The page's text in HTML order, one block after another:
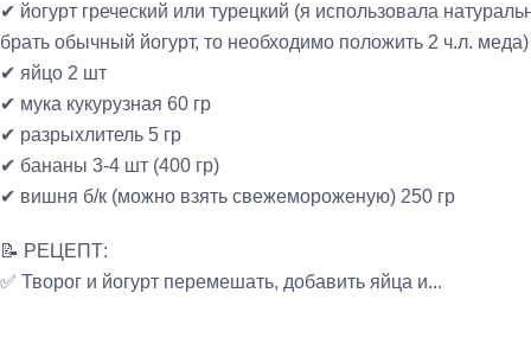
✔ йогурт греческий или турецкий (я использовала
брать обычный йогурт, то необходимо положить 2 ч.л. меда)
✔ яйцо 2 шт
✔ мука кукурузная 60 гр
✔ разрыхлитель 5 гр
✔ бананы 3-4 шт (400 гр)
✔ вишня б/к (можно взять свежемороженую) 250 гр
📝 РЕЦЕПТ:
✅ Творог и йогурт перемешать, добавить яйца и...